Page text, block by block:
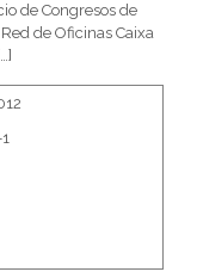
de Congresos de
de Oficinas Caixa
[…]